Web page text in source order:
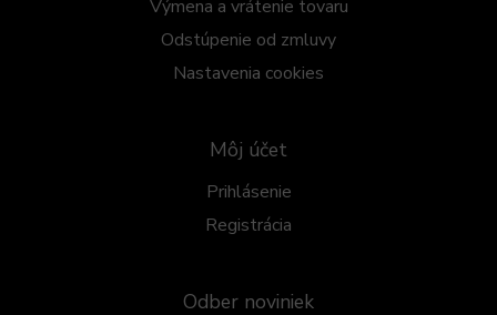
Odber noviniek
Výmena a vrátenie tovaru
Odstúpenie od zmluvy
Nastavenia cookies
Môj účet
Prihlásenie
Registrácia